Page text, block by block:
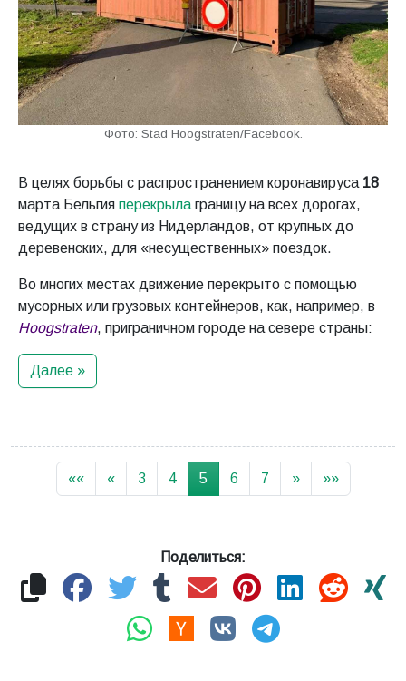
Фото: Stad Hoogstraten/Facebook.
В целях борьбы с распространением коронавируса 18
марта Бельгия перекрыла границу на всех дорогах,
ведущих в страну из Нидерландов, от крупных до
деревенских, для «несущественных» поездок.
Во многих местах движение перекрыто с помощью
мусорных или грузовых контейнеров, как, например, в
Hoogstraten, приграничном городе на севере страны:
Далее »
«« « 3 4 5 6 7 » »»
Поделиться: